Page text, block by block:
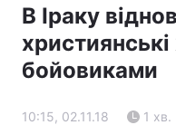
В Іраку
бойовиками
10:15, 02.11.18 1 хв.